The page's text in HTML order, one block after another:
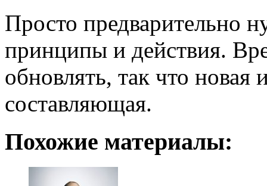
Просто предварительно
принципы и действия.
обновлять, так что
составляющая.
Похожие материалы: